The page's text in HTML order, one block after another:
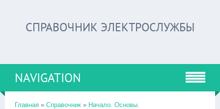
СПРАВОЧНИК ЭЛЕКТРОСЛУЖБЫ
NAVIGATION
Главная » Справочник » Начало. Основы.